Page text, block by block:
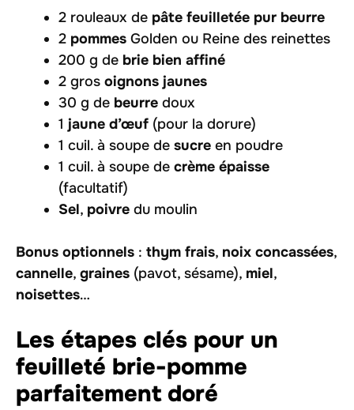
2 rouleaux de pâte feuilletée pur beurre
2 pommes Golden ou Reine des reinettes
200 g de brie bien affiné
2 gros oignons jaunes
30 g de beurre doux
1 jaune d’œuf (pour la dorure)
1 cuil. à soupe de sucre en poudre
1 cuil. à soupe de crème épaisse
(facultatif)
Sel, poivre du moulin
Bonus optionnels : thym frais, noix concassées,
cannelle, graines (pavot, sésame), miel,
noisettes…
Les étapes clés pour un
feuilleté brie-pomme
parfaitement doré